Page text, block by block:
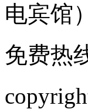
电宾馆）
免费热